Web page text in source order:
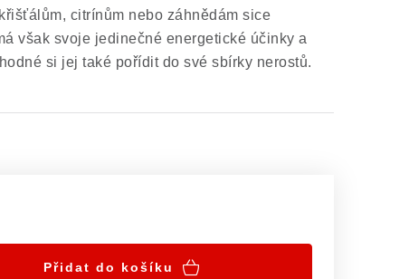
citrínům nebo záhnědám sice
však svoje jedinečné energetické účinky a
si jej také pořídit do své sbírky nerostů.
Přidat do košíku